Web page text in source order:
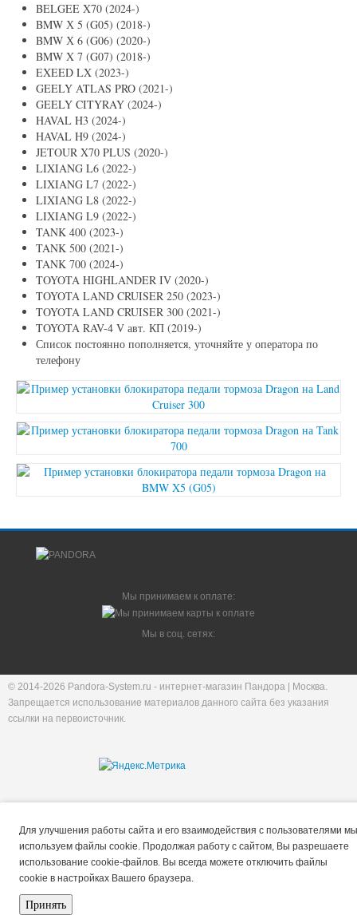
BELGEE X70 (2024-)
BMW Х 5 (G05) (2018-)
BMW Х 6 (G06) (2020-)
BMW X 7 (G07) (2018-)
EXEED LX (2023-)
GEELY ATLAS PRO (2021-)
GEELY CITYRAY (2024-)
HAVAL H3 (2024-)
HAVAL H9 (2024-)
JETOUR X70 PLUS (2020-)
LIXIANG L6 (2022-)
LIXIANG L7 (2022-)
LIXIANG L8 (2022-)
LIXIANG L9 (2022-)
TANK 400 (2023-)
TANK 500 (2021-)
TANK 700 (2024-)
TOYOTA HIGHLANDER IV (2020-)
TOYOTA LAND CRUISER 250 (2023-)
TOYOTA LAND CRUISER 300 (2021-)
TOYOTA RAV-4 V авт. КП (2019-)
Список постоянно пополняется, уточняйте у оператора по
телефону
Мы принимаем к оплате:
Мы в соц. сетях:
© 2014-2026 Pandora-System.ru - интернет-магазин Пандора | Москва.
Запрещается использование материалов данного сайта без указания
ссылки на первоисточник.
Принять